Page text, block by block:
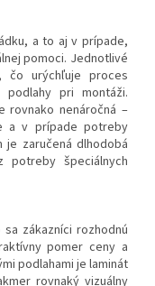
a to aj v prípade,
pomoci. Jednotlivé
čo urýchľuje proces
pri montáži.
rovnako nenáročná –
a v prípade potreby
zaručená dlhodobá
špeciálnych
zákazníci rozhodnú
pomer ceny a
podlahami je laminát
rovnaký vizuálny